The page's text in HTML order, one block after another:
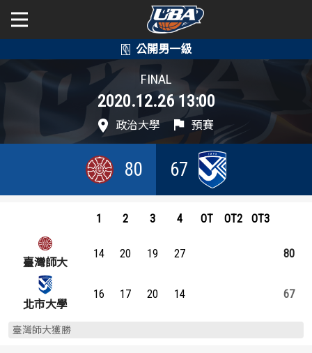
公開男一級
學年度
賽事資訊
戰績排行
球隊資訊
選手資訊
數據統計
公開女一級
學年度
賽事資訊
戰績排行
球隊資訊
選手資訊
數據統計
FINAL
2020.12.26 13:00
政治大學 預賽
80 67
1 2 3 4 OT OT2 OT3
臺灣師大
14 20 19 27 80
67
16 17 20 14
北市大學
臺灣師大獲勝